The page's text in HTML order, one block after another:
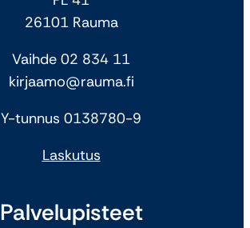
26101 Rauma
Vaihde 02 834 11
kirjaamo@rauma.fi
Y-tunnus 0138780-9
Laskutus
Palvelupisteet